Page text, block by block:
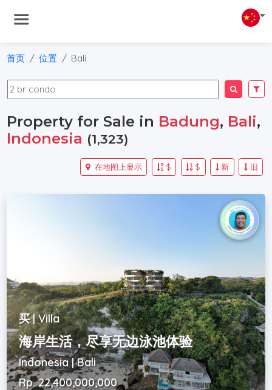
首页 位置 Bali
Property for Sale in Badung, Bali,
Indonesia (1,323)
旧
新
$
$
在地图上显示
买 | Villa
海岸生活，尽享无边泳池体验
Indonesia | Bali
Rp. 22,400,000,000